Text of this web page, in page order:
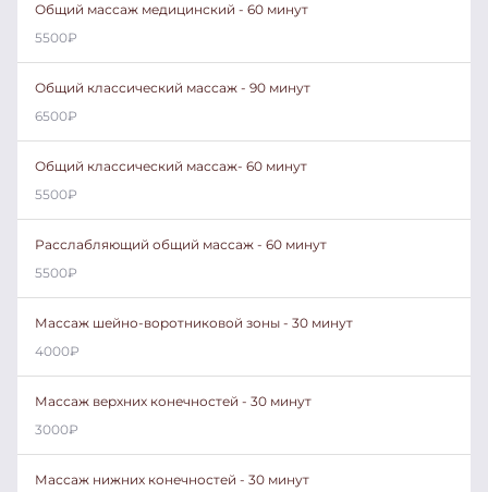
Общий массаж медицинский - 60 минут
5500₽
Общий классический массаж - 90 минут
6500₽
Общий классический массаж- 60 минут
5500₽
Расслабляющий общий массаж - 60 минут
5500₽
Массаж шейно-воротниковой зоны - 30 минут
4000₽
Массаж верхних конечностей - 30 минут
3000₽
Массаж нижних конечностей - 30 минут